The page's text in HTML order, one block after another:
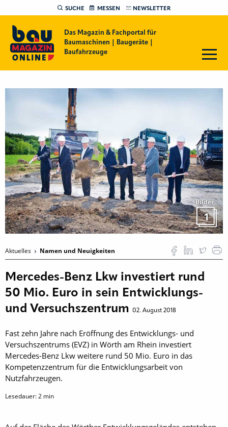
SUCHE MESSEN NEWSLETTER
Das Magazin & Fachportal für
Baumaschinen | Baugeräte |
Baufahrzeuge
Bilder
1
Aktuelles Namen und Neuigkeiten
Mercedes-Benz Lkw investiert rund
50 Mio. Euro in sein Entwicklungs-
und Versuchszentrum 02. August 2018
Fast zehn Jahre nach Eröffnung des Entwicklungs- und
Versuchszentrums (EVZ) in Wörth am Rhein investiert
Mercedes-Benz Lkw weitere rund 50 Mio. Euro in das
Kompetenzzentrum für die Entwicklungsarbeit von
Nutzfahrzeugen.
Lesedauer:2 min